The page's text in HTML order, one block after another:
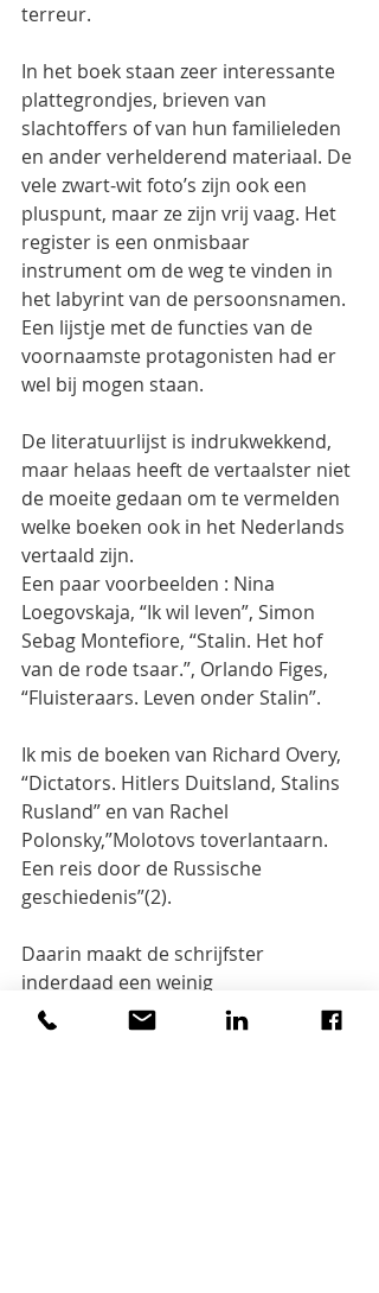
terreur.
In het boek staan zeer interessante
plattegrondjes, brieven van
slachtoffers of van hun familieleden
en ander verhelderend materiaal. De
vele zwart-wit foto’s zijn ook een
pluspunt, maar ze zijn vrij vaag. Het
register is een onmisbaar
instrument om de weg te vinden in
het labyrint van de persoonsnamen.
Een lijstje met de functies van de
voornaamste protagonisten had er
wel bij mogen staan.
De literatuurlijst is indrukwekkend,
maar helaas heeft de vertaalster niet
de moeite gedaan om te vermelden
welke boeken ook in het Nederlands
vertaald zijn.
Een paar voorbeelden : Nina
Loegovskaja, “Ik wil leven”, Simon
Sebag Montefiore, “Stalin. Het hof
van de rode tsaar.”, Orlando Figes,
“Fluisteraars. Leven onder Stalin”.
Ik mis de boeken van Richard Overy,
“Dictators. Hitlers Duitsland, Stalins
Rusland” en van Rachel
Polonsky,”Molotovs toverlantaarn.
Een reis door de Russische
geschiedenis”(2).
Daarin maakt de schrijfster
inderdaad een weinig
gestructureerde, maar poëtische
reis door de Russische geschiedenis